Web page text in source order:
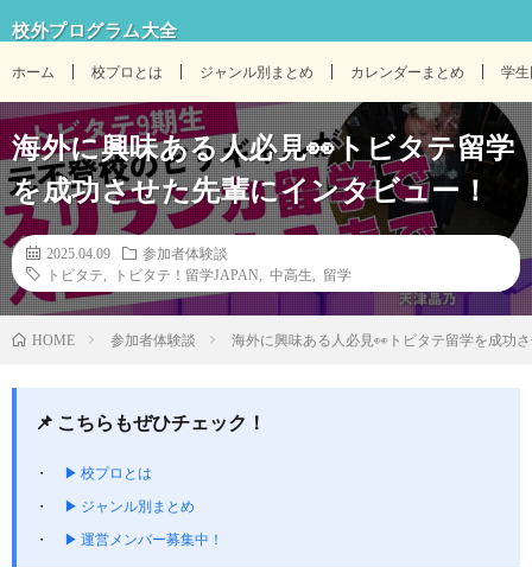
校外プログラム大全
ホーム 校プロとは ジャンル別まとめ カレンダーまとめ 学
海外に興味ある人必見👀トビタテ留学
を成功させた先輩にインタビュー！
2025.04.09
参加者体験談
トビタテ
トビタテ！留学JAPAN 中高生 留学
HOME 参加者体験談 海外に興味ある人必見👀トビタテ留学を成功
📌 こちらもぜひチェック！
▶ 校プロとは
▶ ジャンル別まとめ
▶ 運営メンバー募集中！